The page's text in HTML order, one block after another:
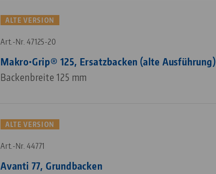
ALTE VERSION
Art.-Nr. 47125-20
Makro•Grip® 125, Ersatzbacken (alte Ausführung)
Backenbreite 125 mm
ALTE VERSION
Art.-Nr. 44771
Avanti 77, Grundbacken